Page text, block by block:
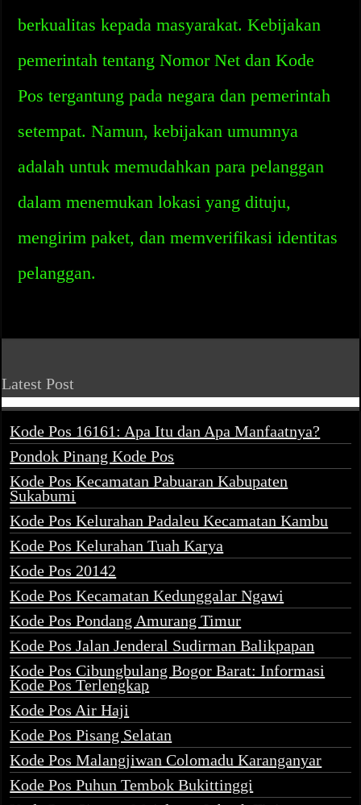
berkualitas kepada masyarakat. Kebijakan
pemerintah tentang Nomor Net dan Kode
Pos tergantung pada negara dan pemerintah
setempat. Namun, kebijakan umumnya
adalah untuk memudahkan para pelanggan
dalam menemukan lokasi yang dituju,
mengirim paket, dan memverifikasi identitas
pelanggan.
Latest Post
Kode Pos 16161: Apa Itu dan Apa Manfaatnya?
Pondok Pinang Kode Pos
Kode Pos Kecamatan Pabuaran Kabupaten
Sukabumi
Kode Pos Kelurahan Padaleu Kecamatan Kambu
Kode Pos Kelurahan Tuah Karya
Kode Pos 20142
Kode Pos Kecamatan Kedunggalar Ngawi
Kode Pos Pondang Amurang Timur
Kode Pos Jalan Jenderal Sudirman Balikpapan
Kode Pos Cibungbulang Bogor Barat: Informasi
Kode Pos Terlengkap
Kode Pos Air Haji
Kode Pos Pisang Selatan
Kode Pos Malangjiwan Colomadu Karanganyar
Kode Pos Puhun Tembok Bukittinggi